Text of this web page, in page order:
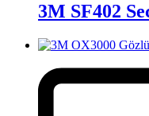
3M SF402